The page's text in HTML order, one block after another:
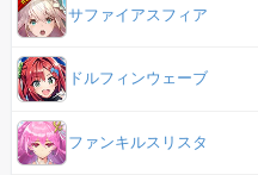
サファイアスフィア
ドルフィンウェーブ
ファンキルスリスタ